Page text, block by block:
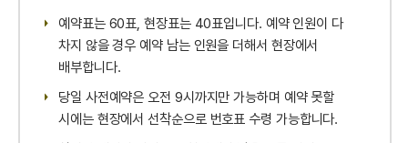
예약표는 60표, 현장표는 40표입니다. 예약 인원이 다
차지 않을 경우 예약 남는 인원을 더해서 현장에서
배부합니다.
당일 사전예약은 오전 9시까지만 가능하며 예약 못할
시에는 현장에서 선착순으로 번호표 수령 가능합니다.